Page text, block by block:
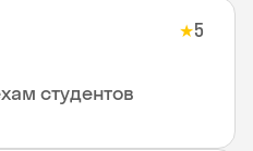
★5
студентов